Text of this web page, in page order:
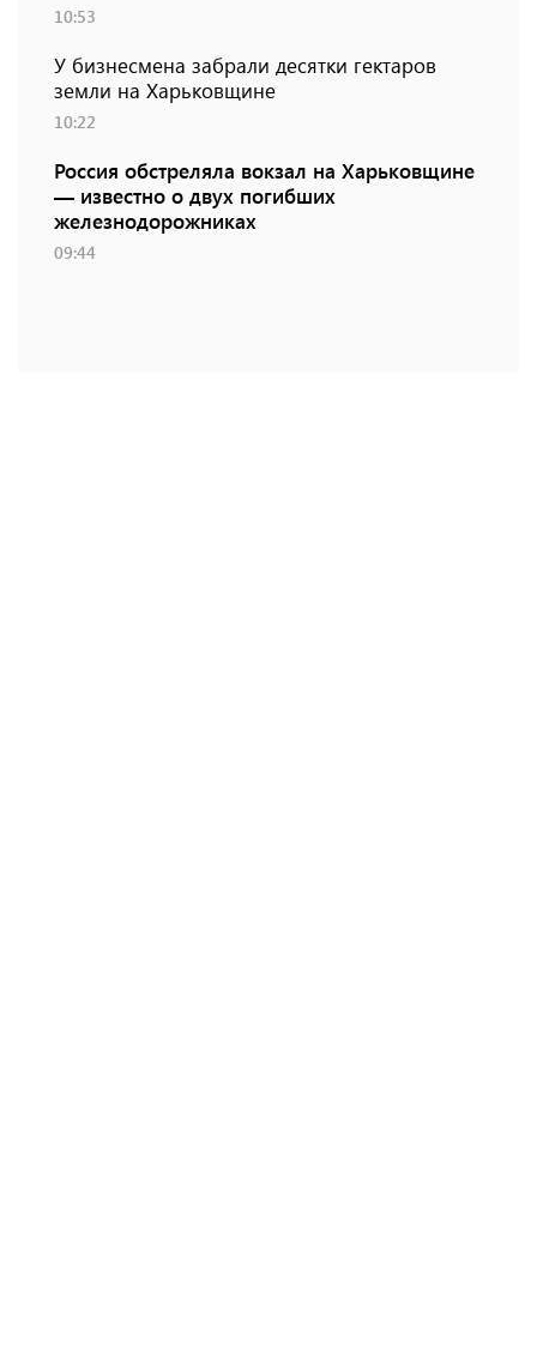
10:53
У бизнесмена забрали десятки гектаров
земли на Харьковщине
10:22
Россия обстреляла вокзал на Харьковщине
— известно о двух погибших
железнодорожниках
09:44